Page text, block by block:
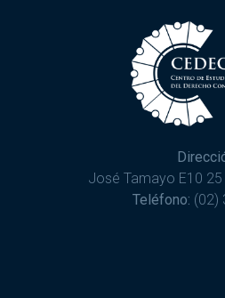
José Tamayo E10
Teléfono: (02)